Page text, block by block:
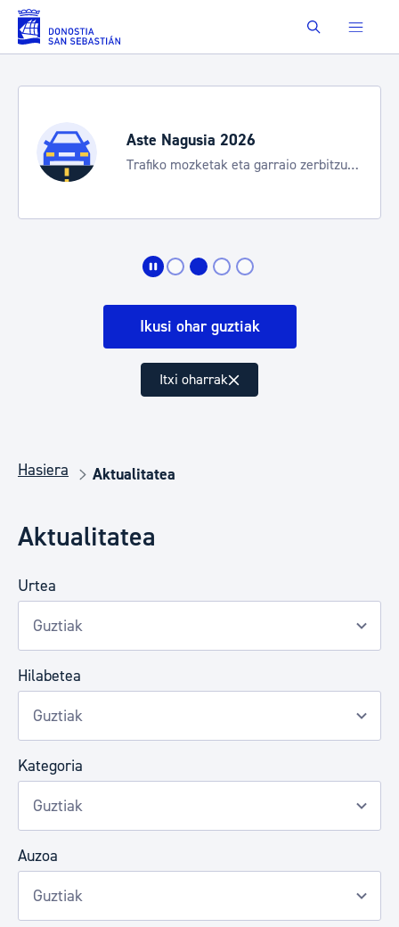
Eduki nagusira joan Buscar
Aste Nagusia 2026
Trafiko mozketak eta garraio zerbitzu
Ikusi ohar guztiak
Itxi oharrak
Hasiera Aktualitatea
Aktualitatea
Urtea
Hilabetea
Kategoria
Auzoa